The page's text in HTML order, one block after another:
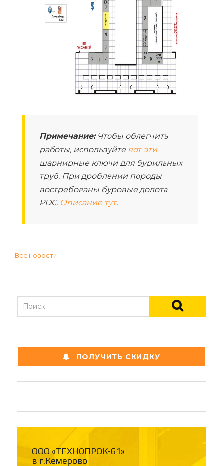
Примечание:Чтобы облегчить
работы, используйте вот эти
шарнирные ключи для бурильных
труб. При дроблении породы
востребованы буровые долота
PDC. Описание тут.
Все новости
ПОЛУЧИТЬ СКИДКУ
ООО «ТЕХНОПРОК-61»
в г.Кемерово